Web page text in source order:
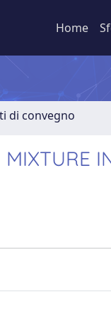
Home
di convegno